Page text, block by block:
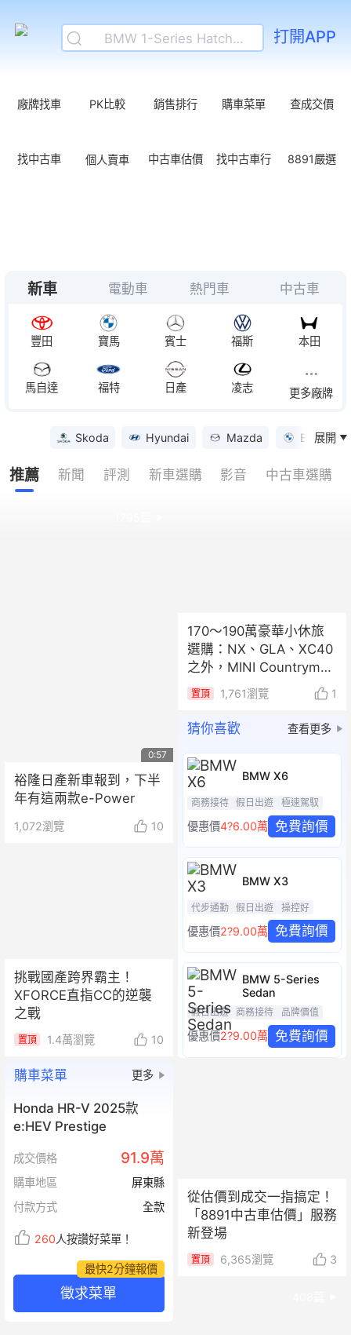
Skoda Octavia
Skoda Kamiq
打開APP
廠牌找車 PK比較 銷售排行 購車菜單 查成交價
找中古車
個人賣車
中古車估價 找中古車行 8891嚴選
新車 電動車 熱門車 中古車
豐田 寶馬 賓士 福斯 本田
馬自達 福特 日產 凌志 更多廠牌
Skoda Hyundai Mazda BMW
展開
推薦 新聞 評測 新車選購 影音 中古車選購
0:57
裕隆日產新車報到，下半
年有這兩款e-Power
1,072瀏覽 10
挑戰國產跨界霸主！
XFORCE直指CC的逆襲
之戰
置頂 1.4萬瀏覽 10
購車菜單 更多
Honda HR-V 2025款
e:HEV Prestige
成交價格 91.9萬
購車地區
屏東縣
付款方式
全款
260人按讚好菜單！
最快2分鐘報價
徵求菜單
170～190萬豪華小休旅
選購：NX、GLA、XC40
之外，MINI Countryman
值得考慮嗎？
置頂 1,761瀏覽 1
猜你喜歡 查看更多
BMW X6
商務接待 假日出遊 極速駕馭
優惠價4?6.00萬 免費詢價
BMW X3
代步通勤 假日出遊 操控好
優惠價2?9.00萬 免費詢價
BMW 5-Series
Sedan
假日出遊 商務接待 品牌價值
優惠價2?9.00萬 免費詢價
從估價到成交一指搞定！
「8891中古車估價」服務
新登場
置頂 6,365瀏覽 3